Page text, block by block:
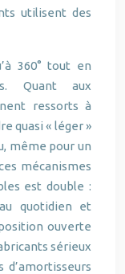
utilisent des
360° tout en
Quant aux
ressorts à
quasi « léger »
même pour un
mécanismes
est double :
quotidien et
ouverte
sérieux
d’amortisseurs